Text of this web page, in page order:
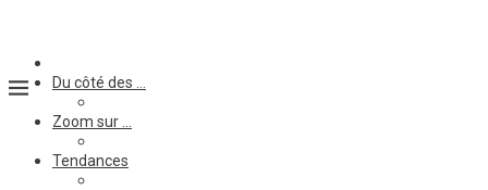
Du côté des …
Zoom sur …
Tendances